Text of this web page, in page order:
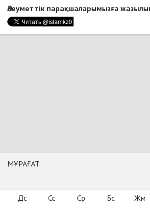
Әлеуметтік парақшаларымызға
МҰРАҒАТ
Дс Сс Ср Бс Жм